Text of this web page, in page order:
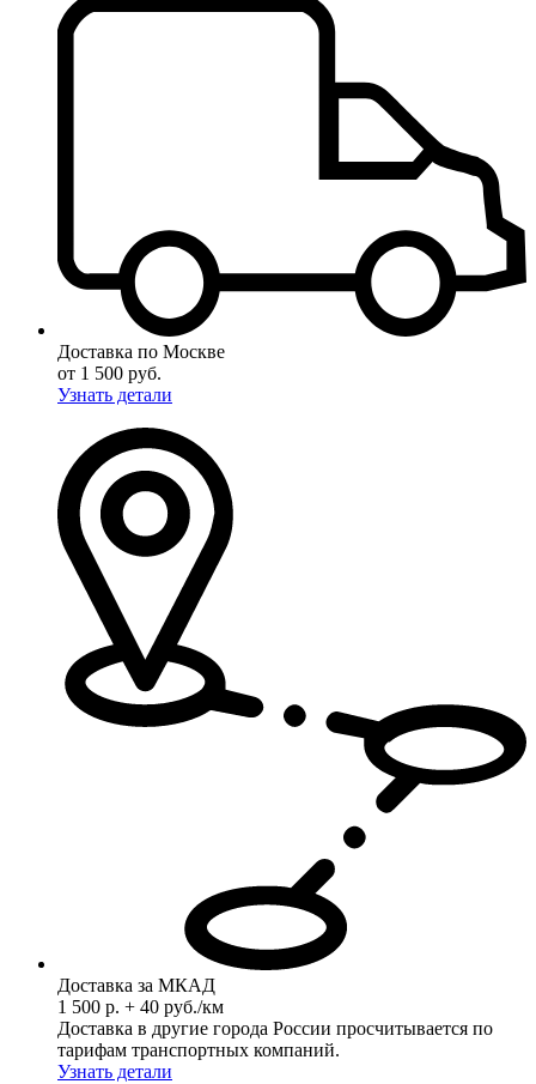
Доставка по Москве
от 1 500 руб.
Узнать детали
Доставка за МКАД
1 500 р. + 40 руб./км
Доставка в другие города России просчитывается по
тарифам транспортных компаний.
Узнать детали